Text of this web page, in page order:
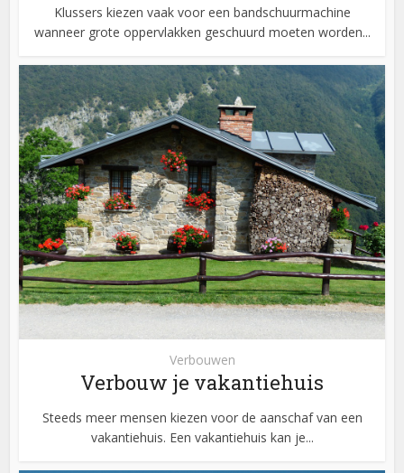
Klussers kiezen vaak voor een bandschuurmachine
wanneer grote oppervlakken geschuurd moeten worden...
Verbouwen
Verbouw je vakantiehuis
Steeds meer mensen kiezen voor de aanschaf van een
vakantiehuis. Een vakantiehuis kan je...